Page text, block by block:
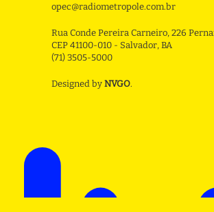
opec@radiometropole.com.br
Rua Conde Pereira Carneiro, 226
CEP 41100-010 - Salvador, BA
(71) 3505-5000
Designed by NVGO.